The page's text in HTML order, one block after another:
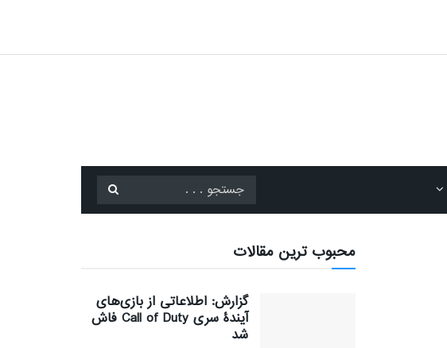
محبوب ترین مقالات
گزارش: اطلاعاتی از بازی‌های
آیندۀ سری Call of Duty فاش
شد